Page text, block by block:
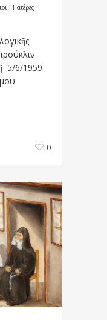
- Πατέρες -
5/6/1959
0